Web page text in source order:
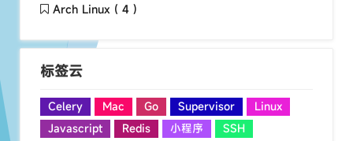
Arch Linux ( 4 )
标签云
Celery Mac Go Supervisor
Linux
Javascript
Redis 小程序 SSH